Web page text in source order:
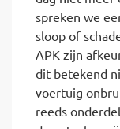
spreken we
sloop of
APK zijn
dit betekend
voertuig
reeds